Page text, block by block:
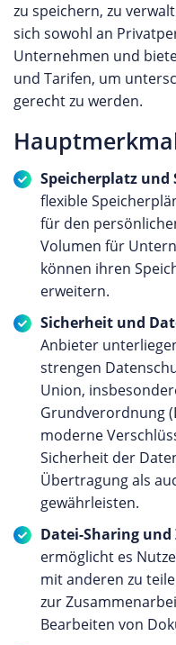
zu speichern, zu
sich sowohl an
Unternehmen und
und Tarifen, um
gerecht zu werden.
Speicherplatz
flexible
für den
Volumen für
können ihren
erweitern.
Sicherheit und
Anbieter
strengen
Union,
Grundverordnung
moderne
Sicherheit der
Übertragung als
gewährleisten.
Datei-Sharing
ermöglicht es
mit anderen zu
zur
Bearbeiten von